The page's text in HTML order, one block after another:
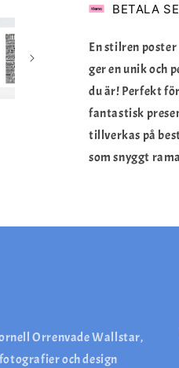
BETALA
En stilren
ger en unik och
du är! Perfekt
fantastisk
tillverkas på
som snyggt
Orrenvade Wallstar,
och design